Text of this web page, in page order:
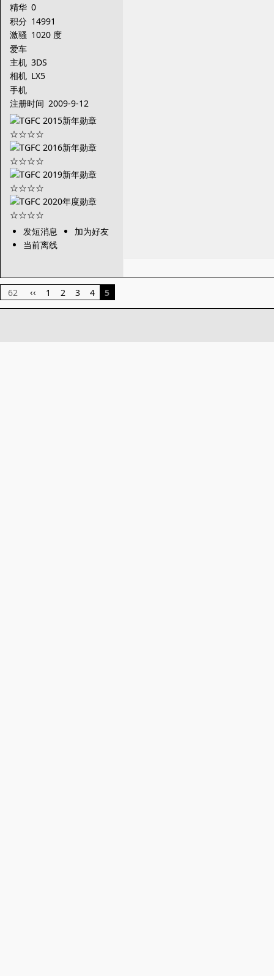
精华 0
积分 14991
激骚 1020 度
爱车
主机 3DS
相机 LX5
手机
注册时间 2009-9-12
发短消息
加为好友
当前离线
62 ‹‹ 1 2 3 4 5